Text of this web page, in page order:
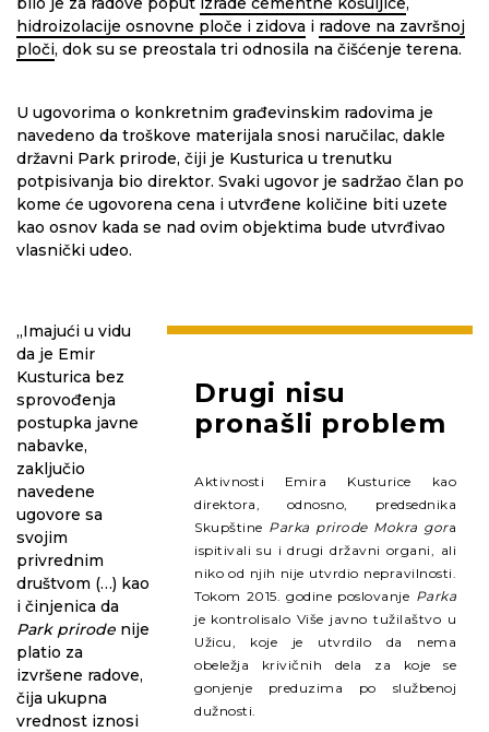
hidroizolacije osnovne ploče i zidova i radove na završnoj
ploči, dok su se preostala tri odnosila na čišćenje terena.
U ugovorima o konkretnim građevinskim radovima je
navedeno da troškove materijala snosi naručilac, dakle
državni Park prirode, čiji je Kusturica u trenutku
potpisivanja bio direktor. Svaki ugovor je sadržao član po
kome će ugovorena cena i utvrđene količine biti uzete
kao osnov kada se nad ovim objektima bude utvrđivao
vlasnički udeo.
Drugi nisu
pronašli problem
Aktivnosti Emira Kusturice kao
direktora, odnosno, predsednika
Skupštine Parka prirode Mokra gora
ispitivali su i drugi državni organi, ali
niko od njih nije utvrdio nepravilnosti.
Tokom 2015. godine poslovanje Parka
je kontrolisalo Više javno tužilaštvo u
Užicu, koje je utvrdilo da nema
obeležja krivičnih dela za koje se
gonjenje preduzima po službenoj
dužnosti.
„Imajući u vidu
da je Emir
Kusturica bez
sprovođenja
postupka javne
nabavke,
zaključio
navedene
ugovore sa
svojim
privrednim
društvom (…) kao
i činjenica da
Park prirode nije
platio za
izvršene radove,
čija ukupna
vrednost iznosi